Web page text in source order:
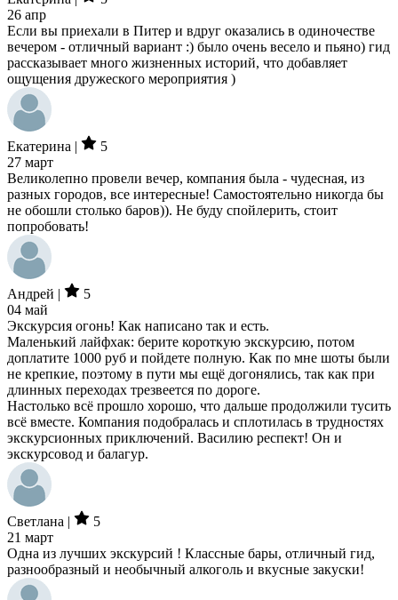
26 апр
Если вы приехали в Питер и вдруг оказались в одиночестве
вечером - отличный вариант :) было очень весело и пьяно) гид
рассказывает много жизненных историй, что добавляет
ощущения дружеского мероприятия )
Екатерина |
5
27 март
Великолепно провели вечер, компания была - чудесная, из
разных городов, все интересные! Самостоятельно никогда бы
не обошли столько баров)). Не буду спойлерить, стоит
попробовать!
Андрей |
5
04 май
Экскурсия огонь! Как написано так и есть.
Маленький лайфхак: берите короткую экскурсию, потом
доплатите 1000 руб и пойдете полную. Как по мне шоты были
не крепкие, поэтому в пути мы ещё догонялись, так как при
длинных переходах трезвеется по дороге.
Настолько всё прошло хорошо, что дальше продолжили тусить
всё вместе. Компания подобралась и сплотилась в трудностях
экскурсионных приключений. Василию респект! Он и
экскурсовод и балагур.
Светлана |
5
21 март
Одна из лучших экскурсий ! Классные бары, отличный гид,
разнообразный и необычный алкоголь и вкусные закуски!